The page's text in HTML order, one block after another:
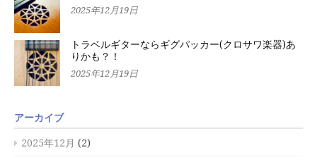
2025年12月19日
トラベルギターならギグパッカー(クロサワ楽器)あ
りかも？！
2025年12月19日
アーカイブ
2025年12月 (2)